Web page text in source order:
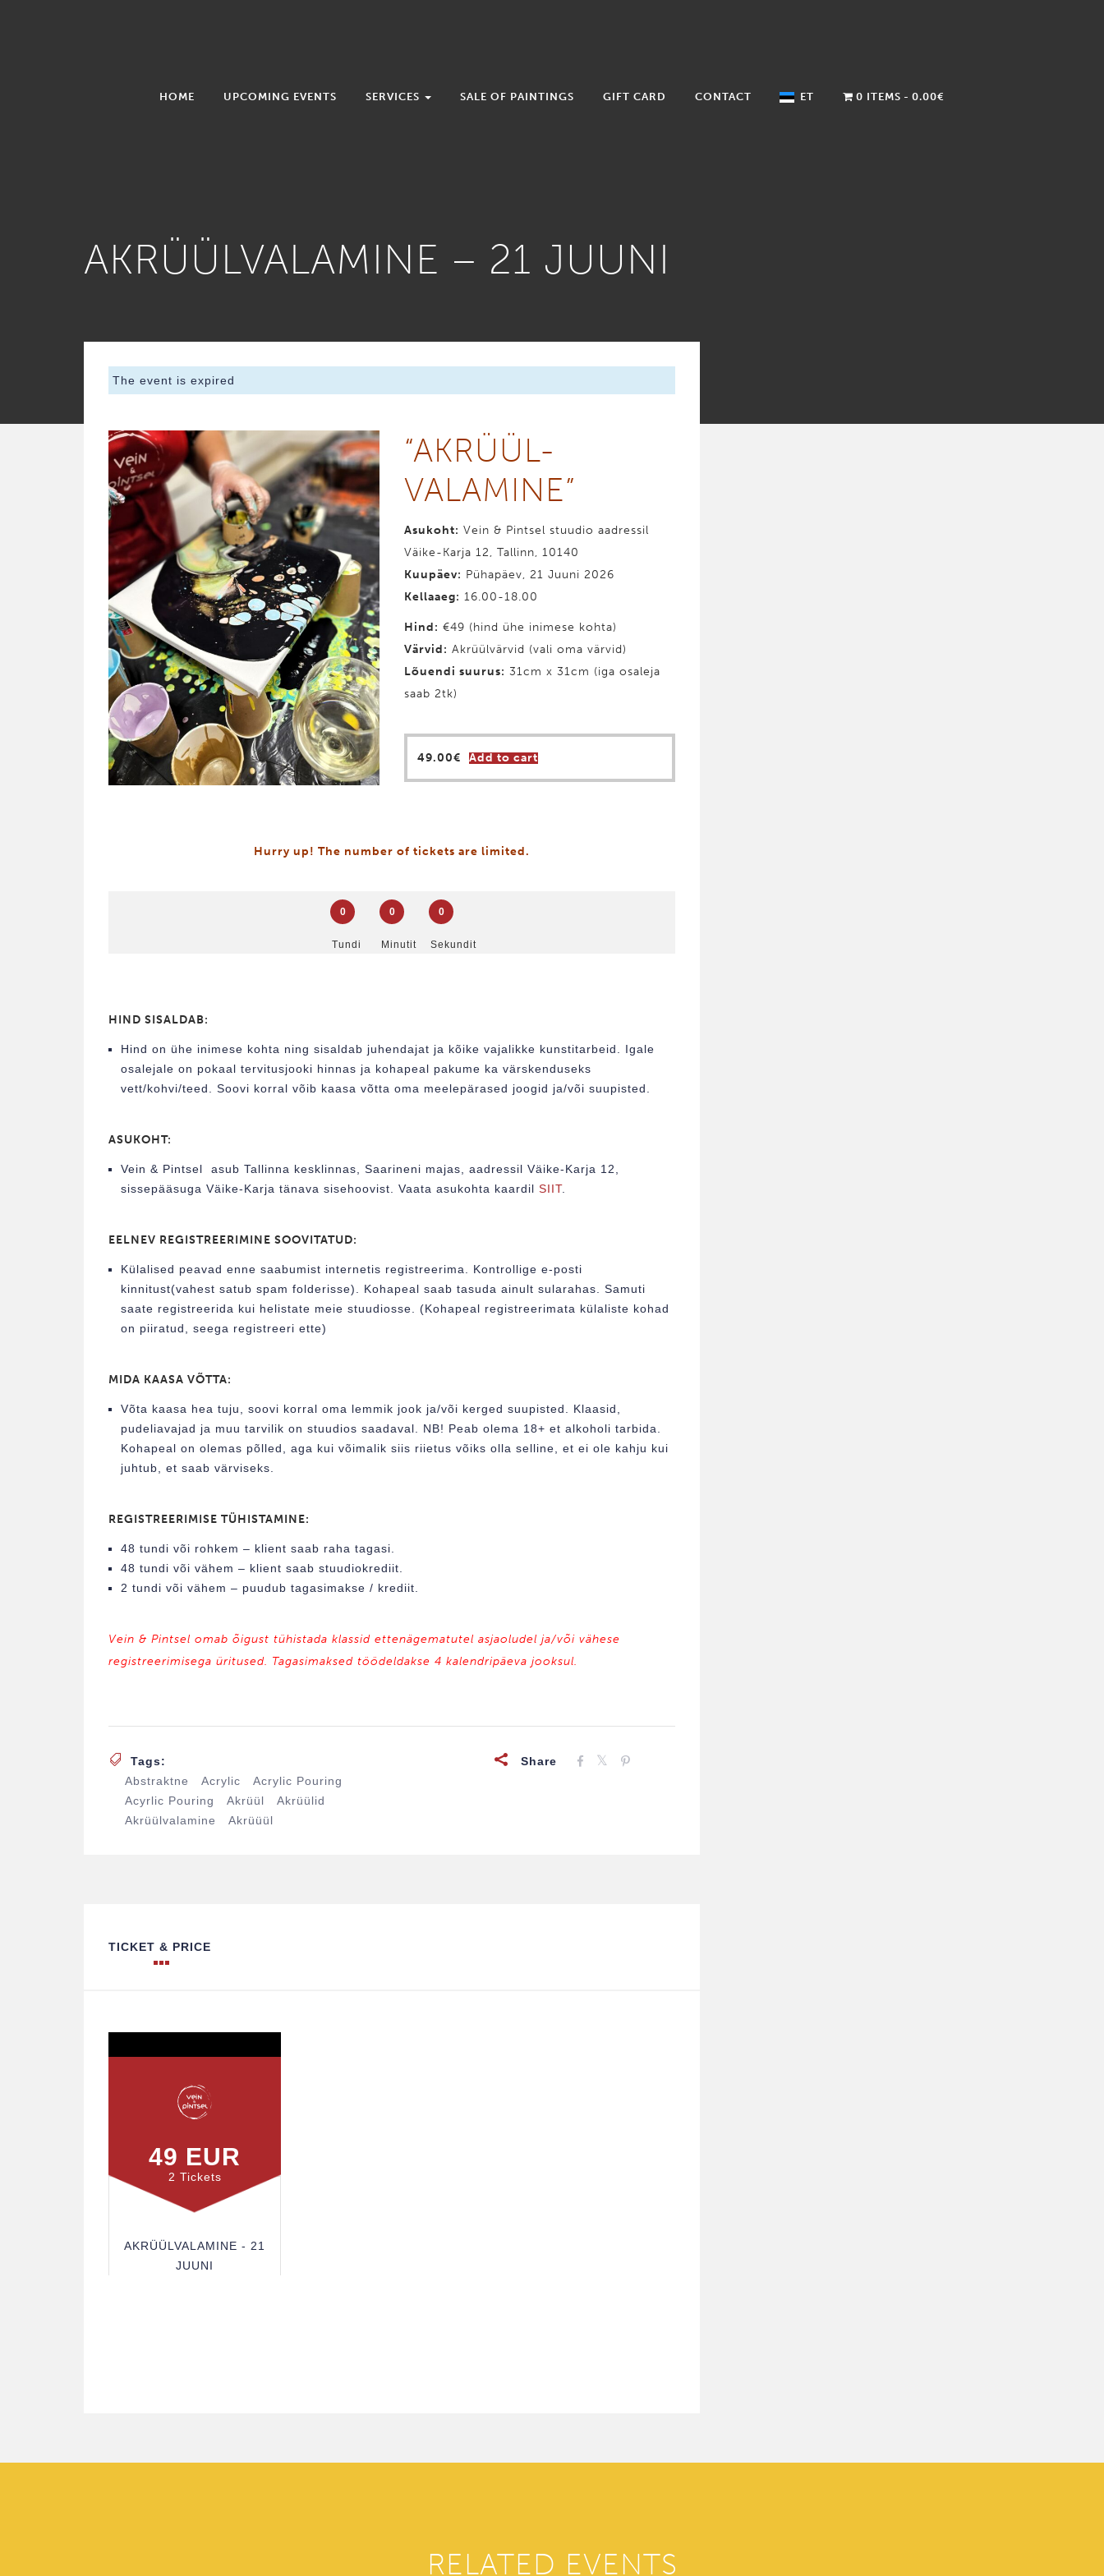
HOME UPCOMING EVENTS SERVICES SALE OF PAINTINGS GIFT CARD CONTACT ET 0 ITEMS 0.00€
AKRÜÜLVALAMINE – 21 JUUNI
The event is expired
“AKRÜÜL­
VALAMINE”
Asukoht: Vein & Pintsel stuudio aadressil
Väike-Karja 12, Tallinn, 10140
Kuupäev: Pühapäev, 21 Juuni 2026
Kellaaeg: 16.00-18.00
Hind: €49 (hind ühe inimese kohta)
Värvid: Akrüülvärvid (vali oma värvid)
Lõuendi suurus: 31cm x 31cm (iga osaleja
saab 2tk)
49.00€ Add to cart
Hurry up! The number of tickets are limited.
0
Tundi
0
Minutit
0
Sekundit
HIND SISALDAB:
Hind on ühe inimese kohta ning sisaldab juhendajat ja kõike vajalikke kunstitarbeid. Igale
osalejale on pokaal tervitusjooki hinnas ja kohapeal pakume ka värskenduseks
vett/kohvi/teed. Soovi korral võib kaasa võtta oma meelepärased joogid ja/või suupisted.
ASUKOHT:
Vein & Pintsel asub Tallinna kesklinnas, Saarineni majas, aadressil Väike-Karja 12,
sissepääsuga Väike-Karja tänava sisehoovist. Vaata asukohta kaardil SIIT.
EELNEV REGISTREERIMINE SOOVITATUD:
Külalised peavad enne saabumist internetis registreerima. Kontrollige e-posti
kinnitust(vahest satub spam folderisse). Kohapeal saab tasuda ainult sularahas. Samuti
saate registreerida kui helistate meie stuudiosse. (Kohapeal registreerimata külaliste kohad
on piiratud, seega registreeri ette)
MIDA KAASA VÕTTA:
Võta kaasa hea tuju, soovi korral oma lemmik jook ja/või kerged suupisted. Klaasid,
pudeliavajad ja muu tarvilik on stuudios saadaval. NB! Peab olema 18+ et alkoholi tarbida.
Kohapeal on olemas põlled, aga kui võimalik siis riietus võiks olla selline, et ei ole kahju kui
juhtub, et saab värviseks.
REGISTREERIMISE TÜHISTAMINE:
48 tundi või rohkem – klient saab raha tagasi.
48 tundi või vähem – klient saab stuudiokrediit.
2 tundi või vähem – puudub tagasimakse / krediit.
Vein & Pintsel omab õigust tühistada klassid ettenägematutel asjaoludel ja/või vähese
registreerimisega üritused. Tagasimaksed töödeldakse 4 kalendripäeva jooksul.
Tags:
Abstraktne
Acrylic
Acrylic Pouring
Acyrlic Pouring
Akrüül
Akrüülid
Akrüülvalamine
Akrüüül
Share
TICKET & PRICE
49 EUR
2 Tickets
AKRÜÜLVALAMINE - 21
JUUNI
RELATED EVENTS